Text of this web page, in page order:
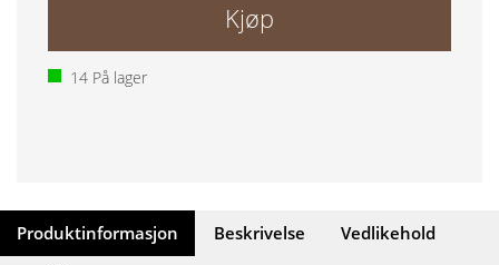
Kjøp
14 På lager
Produktinformasjon Beskrivelse
Vedlikehold